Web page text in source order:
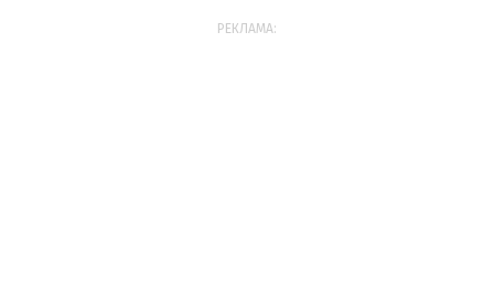
РЕКЛАМА: